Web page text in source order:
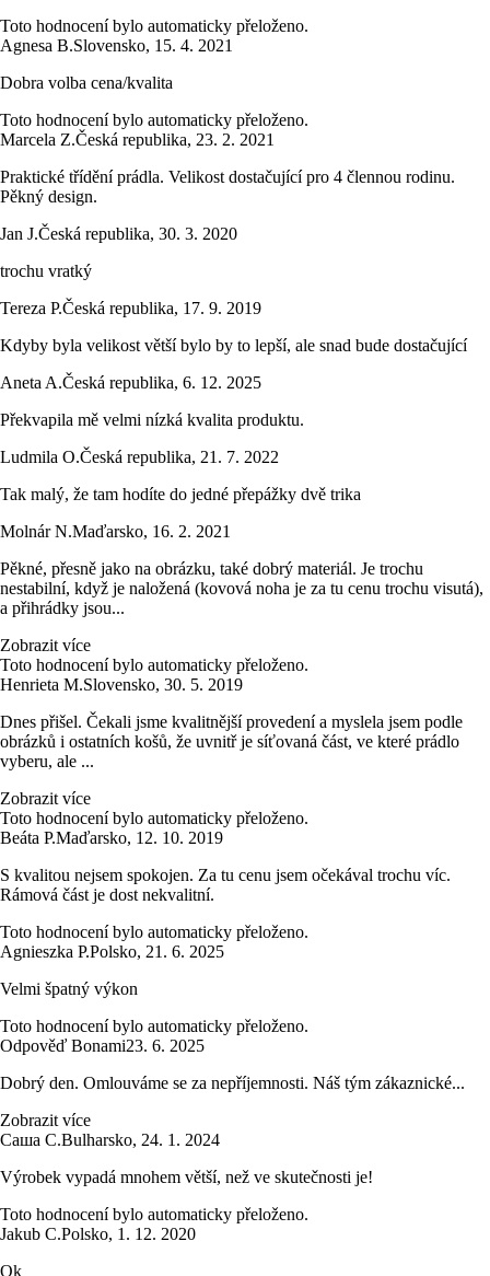
Toto hodnocení bylo automaticky přeloženo.
Agnesa B.Slovensko, 15. 4. 2021
Dobra volba cena/kvalita
Toto hodnocení bylo automaticky přeloženo.
Marcela Z.Česká republika, 23. 2. 2021
Praktické třídění prádla. Velikost dostačující pro 4 člennou rodinu.
Pěkný design.
Jan J.Česká republika, 30. 3. 2020
trochu vratký
Tereza P.Česká republika, 17. 9. 2019
Kdyby byla velikost větší bylo by to lepší, ale snad bude dostačující
Aneta A.Česká republika, 6. 12. 2025
Překvapila mě velmi nízká kvalita produktu.
Ludmila O.Česká republika, 21. 7. 2022
Tak malý, že tam hodíte do jedné přepážky dvě trika
Molnár N.Maďarsko, 16. 2. 2021
Pěkné, přesně jako na obrázku, také dobrý materiál. Je trochu
nestabilní, když je naložená (kovová noha je za tu cenu trochu visutá),
a přihrádky jsou...
Zobrazit více
Toto hodnocení bylo automaticky přeloženo.
Henrieta M.Slovensko, 30. 5. 2019
Dnes přišel. Čekali jsme kvalitnější provedení a myslela jsem podle
obrázků i ostatních košů, že uvnitř je síťovaná část, ve které prádlo
vyberu, ale ...
Zobrazit více
Toto hodnocení bylo automaticky přeloženo.
Beáta P.Maďarsko, 12. 10. 2019
S kvalitou nejsem spokojen. Za tu cenu jsem očekával trochu víc.
Rámová část je dost nekvalitní.
Toto hodnocení bylo automaticky přeloženo.
Agnieszka P.Polsko, 21. 6. 2025
Velmi špatný výkon
Toto hodnocení bylo automaticky přeloženo.
Odpověď Bonami23. 6. 2025
Dobrý den. Omlouváme se za nepříjemnosti. Náš tým zákaznické...
Zobrazit více
Саша С.Bulharsko, 24. 1. 2024
Výrobek vypadá mnohem větší, než ve skutečnosti je!
Toto hodnocení bylo automaticky přeloženo.
Jakub C.Polsko, 1. 12. 2020
Ok